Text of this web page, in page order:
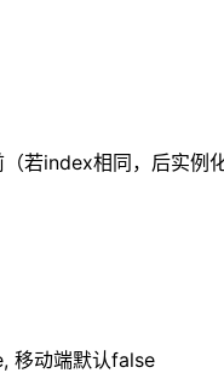
若index相同，后实例
移动端默认false